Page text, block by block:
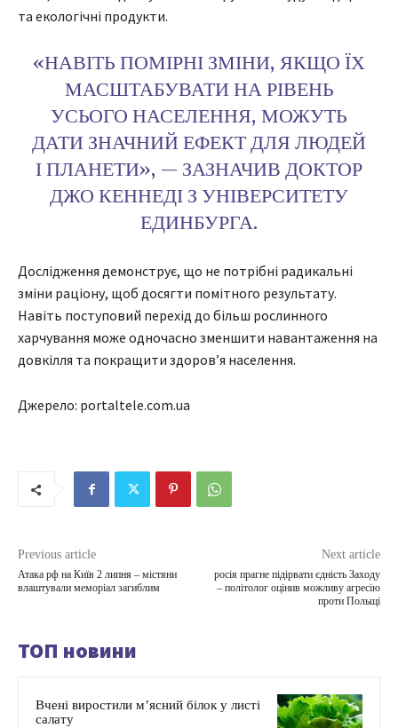
та екологічні продукти.
«НАВІТЬ ПОМІРНІ ЗМІНИ, ЯКЩО ЇХ
МАСШТАБУВАТИ НА РІВЕНЬ
УСЬОГО НАСЕЛЕННЯ, МОЖУТЬ
ДАТИ ЗНАЧНИЙ ЕФЕКТ ДЛЯ ЛЮДЕЙ
І ПЛАНЕТИ», — ЗАЗНАЧИВ ДОКТОР
ДЖО КЕННЕДІ З УНІВЕРСИТЕТУ
ЕДИНБУРГА.
Дослідження демонструє, що не потрібні радикальні
зміни раціону, щоб досягти помітного результату.
Навіть поступовий перехід до більш рослинного
харчування може одночасно зменшити навантаження на
довкілля та покращити здоров’я населення.
Джерело: portaltele.com.ua
Previous article
Атака рф на Київ 2 липня – містяни
влаштували меморіал загиблим
Next article
росія прагне підірвати єдність Заходу
– політолог оцінив можливу агресію
проти Польщі
ТОП новини
Вчені виростили м’ясний білок у листі
салату